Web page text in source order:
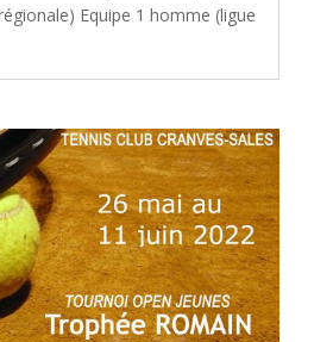
Equipe 1 homme (ligue